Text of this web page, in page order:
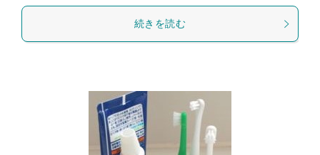
続きを読む